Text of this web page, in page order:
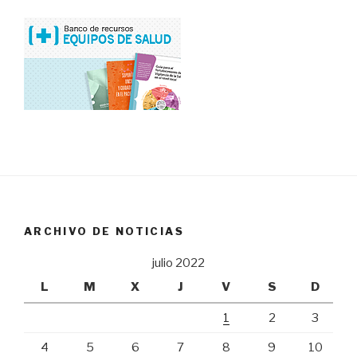
ARCHIVO DE NOTICIAS
julio 2022
L
M X J V S D
1 2 3
4 5 6 7 8 9 10